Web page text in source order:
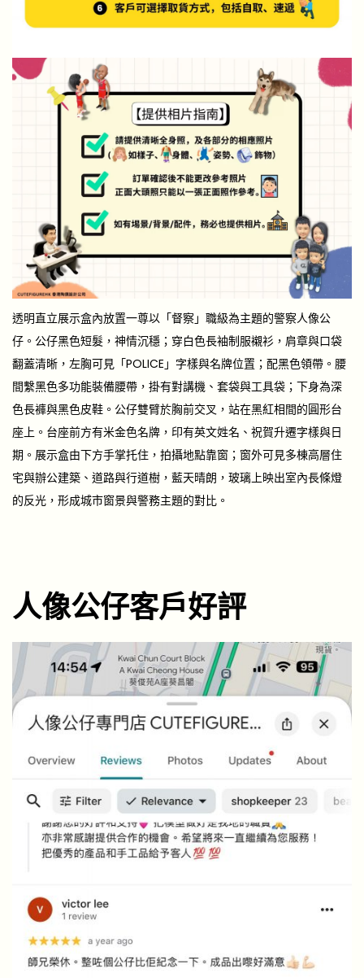
透明直立展示盒內放置一尊以「督察」職級為主題的警察人像公
仔。公仔黑色短髮，神情沉穩；穿白色長袖制服襯衫，肩章與口袋
翻蓋清晰，左胸可見「POLICE」字樣與名牌位置；配黑色領帶。腰
間繫黑色多功能裝備腰帶，掛有對講機、套袋與工具袋；下身為深
色長褲與黑色皮鞋。公仔雙臂於胸前交叉，站在黑紅相間的圓形台
座上。台座前方有米金色名牌，印有英文姓名、祝賀升遷字樣與日
期。展示盒由下方手掌托住，拍攝地點靠窗；窗外可見多棟高層住
宅與辦公建築、道路與行道樹，藍天晴朗，玻璃上映出室內長條燈
的反光，形成城市窗景與警務主題的對比。
人像公仔客戶好評